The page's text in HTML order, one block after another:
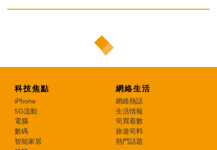
科技焦點
iPhone
5G流動
電腦
數碼
智能家居
網絡生活
網絡熱話
生活情報
筍買着數
旅遊筍料
熱門話題